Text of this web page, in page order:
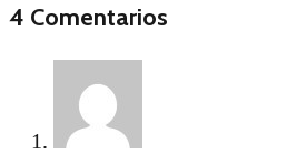
4 Comentarios